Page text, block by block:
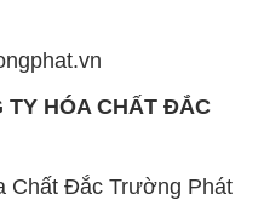
TY HÓA CHẤT ĐẮC
Chất Đắc Trường Phát